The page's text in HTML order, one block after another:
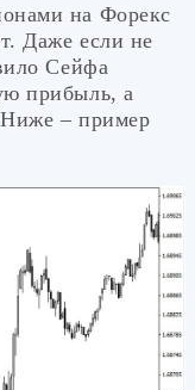
на Форекс
Даже если не
Сейфа
прибыль, а
Ниже – пример